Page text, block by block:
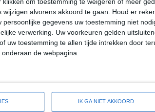
alvorens akkoord te gaan.
Houd er
persoonlijke gegevens uw toestemming niet
verwerking. Uw voorkeuren gelden
uw toestemming te allen tijde intrekken door
de webpagina.
IK GA NIET AKKOORD
in Warwick rond de 14 graden
Het aantal uren dat de zon zichtbaar is ligt in
maand valt er gedurende ongeveer 11 dagen
een maand met vrij veel neerslag.
in Warwick rond de 21 graden